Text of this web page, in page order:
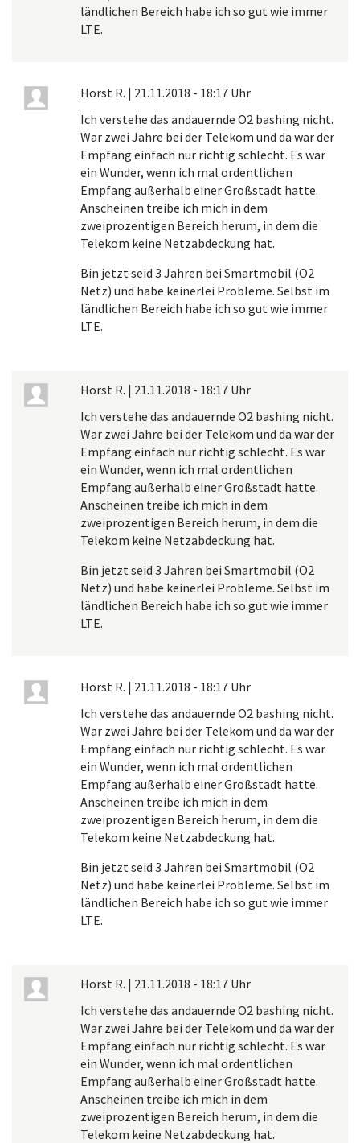
ländlichen Bereich habe ich so gut wie immer
LTE.
Horst R. | 21.11.2018 - 18:17 Uhr
Ich verstehe das andauernde O2 bashing nicht.
War zwei Jahre bei der Telekom und da war der
Empfang einfach nur richtig schlecht. Es war
ein Wunder, wenn ich mal ordentlichen
Empfang außerhalb einer Großstadt hatte.
Anscheinen treibe ich mich in dem
zweiprozentigen Bereich herum, in dem die
Telekom keine Netzabdeckung hat.
Bin jetzt seid 3 Jahren bei Smartmobil (O2
Netz) und habe keinerlei Probleme. Selbst im
ländlichen Bereich habe ich so gut wie immer
LTE.
Horst R. | 21.11.2018 - 18:17 Uhr
Ich verstehe das andauernde O2 bashing nicht.
War zwei Jahre bei der Telekom und da war der
Empfang einfach nur richtig schlecht. Es war
ein Wunder, wenn ich mal ordentlichen
Empfang außerhalb einer Großstadt hatte.
Anscheinen treibe ich mich in dem
zweiprozentigen Bereich herum, in dem die
Telekom keine Netzabdeckung hat.
Bin jetzt seid 3 Jahren bei Smartmobil (O2
Netz) und habe keinerlei Probleme. Selbst im
ländlichen Bereich habe ich so gut wie immer
LTE.
Horst R. | 21.11.2018 - 18:17 Uhr
Ich verstehe das andauernde O2 bashing nicht.
War zwei Jahre bei der Telekom und da war der
Empfang einfach nur richtig schlecht. Es war
ein Wunder, wenn ich mal ordentlichen
Empfang außerhalb einer Großstadt hatte.
Anscheinen treibe ich mich in dem
zweiprozentigen Bereich herum, in dem die
Telekom keine Netzabdeckung hat.
Bin jetzt seid 3 Jahren bei Smartmobil (O2
Netz) und habe keinerlei Probleme. Selbst im
ländlichen Bereich habe ich so gut wie immer
LTE.
Horst R. | 21.11.2018 - 18:17 Uhr
Ich verstehe das andauernde O2 bashing nicht.
War zwei Jahre bei der Telekom und da war der
Empfang einfach nur richtig schlecht. Es war
ein Wunder, wenn ich mal ordentlichen
Empfang außerhalb einer Großstadt hatte.
Anscheinen treibe ich mich in dem
zweiprozentigen Bereich herum, in dem die
Telekom keine Netzabdeckung hat.